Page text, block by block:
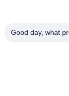
Good day, what